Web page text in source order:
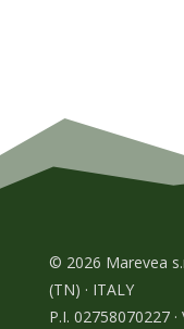
© 2026 Marevea
(TN) · ITALY
P.I. 02758070227